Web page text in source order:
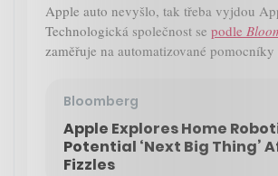
Apple auto nevyšlo, tak třeba vyjdou
Technologická společnost se podle
zaměřuje na automatizované
Bloomberg
Apple Explores Home
Potential ‘Next Big Thing’
Fizzles